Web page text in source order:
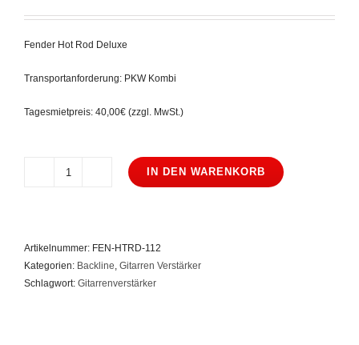
Fender Hot Rod Deluxe
Transportanforderung: PKW Kombi
Tagesmietpreis: 40,00€ (zzgl. MwSt.)
Fender
Menge
IN DEN WARENKORB
Artikelnummer: FEN-HTRD-112
Kategorien: Backline, Gitarren Verstärker
Schlagwort: Gitarrenverstärker